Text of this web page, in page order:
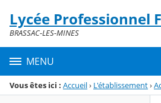
Menu de la rubrique
Contenu
Lycée Professionnel
BRASSAC-LES-MINES
MENU
Vous êtes ici : Accueil› L'établissement›